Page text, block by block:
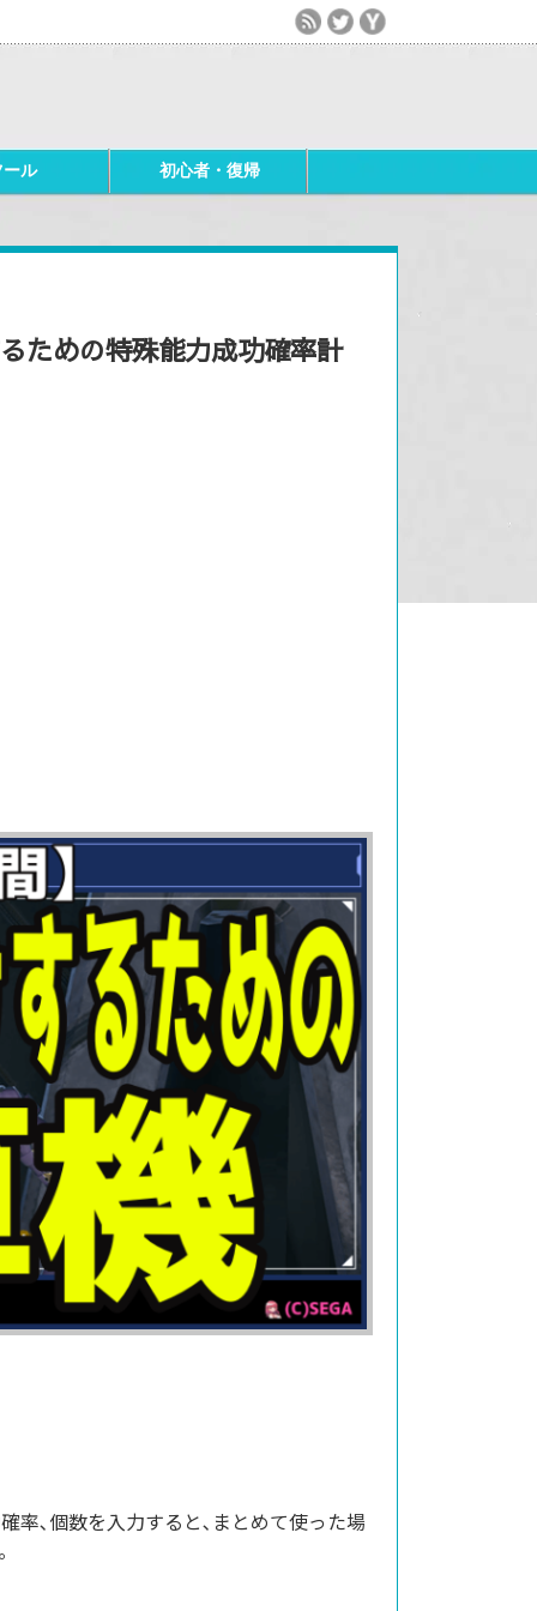
ール 初心者・復帰
ための特殊能力成功確率計
率､個数を入力すると､まとめて使った場